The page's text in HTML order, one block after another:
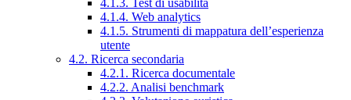
4.1.3. Test di usabilità
4.1.4. Web analytics
4.1.5. Strumenti di mappatura dell’esperienza
utente
4.2. Ricerca secondaria
4.2.1. Ricerca documentale
4.2.2. Analisi benchmark